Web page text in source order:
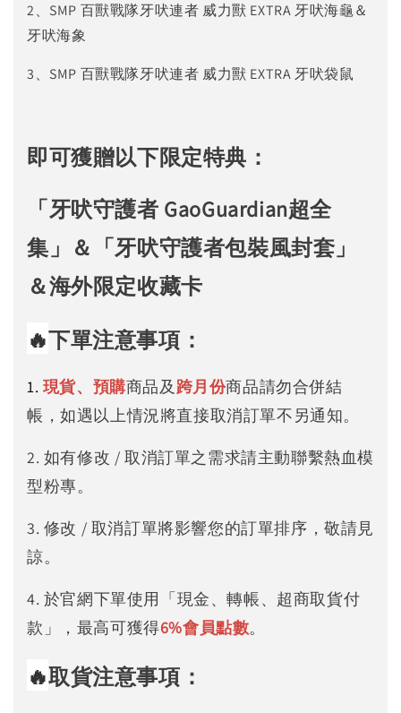
2、SMP 百獸戰隊牙吠連者 威力獸 EXTRA 牙吠海龜＆
牙吠海象
3、SMP 百獸戰隊牙吠連者 威力獸 EXTRA 牙吠袋鼠
即可獲贈以下限定特典：
「牙吠守護者 GaoGuardian超全
集」＆「牙吠守護者包裝風封套」
＆海外限定收藏卡
🔥下單注意事項：
1. 現貨、預購商品及 跨月份商品請勿合併結
帳，如遇以上情況將直接取消訂單不另通知。
2. 如有修改 / 取消訂單之需求請主動聯繫熱血模
型粉專。
3. 修改 / 取消訂單將影響您的訂單排序，敬請見
諒。
4. 於官網下單使用「現金、轉帳、超商取貨付
款」，最高可獲得6%會員點數。
🔥取貨注意事項：